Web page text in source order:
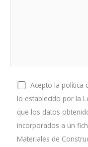
Acepto la política
lo establecido por la
que los datos
incorporados a un
Materiales de